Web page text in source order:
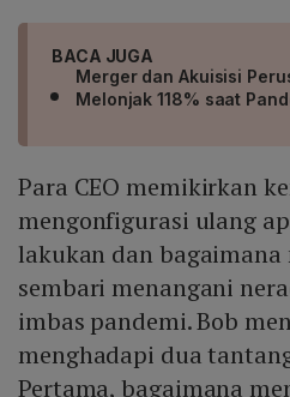
BACA JUGA
Merger dan Akuisisi
Melonjak 118% saat
Para CEO memikirkan
mengonfigurasi ulang
lakukan dan
sembari menangani
imbas pandemi. Bob
menghadapi dua
Pertama, bagaimana